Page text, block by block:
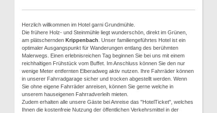
Herzlich willkommen im Hotel garni Grundmühle.
Die frühere Holz- und Steinmühle liegt wunderschön, direkt im Grünen,
am plätschernden Krippenbach . Unser familiengeführtes Hotel ist ein
optimaler Ausgangspunkt für Wanderungen entlang des berühmten
Malerwegs. Einen erlebnisreichen Tag beginnen Sie bei uns mit einem
reichhaltigen Frühstück vom Buffet. Im Anschluss können Sie den nur
wenige Meter entfernten Elberadweg aktiv nutzen. Ihre Fahrräder können
in unserer Fahrradgarage sicher und trocken abgestellt werden. Wenn
Sie ohne eigene Fahrräder anreisen, können Sie gerne welche in
unserem hauseigenen Fahrradverleih mieten.
Zudem erhalten alle unsere Gäste bei Anreise das "HotelTicket", welches
Ihnen die kostenfreie Nutzung der öffentlichen Verkehrsmittel in der